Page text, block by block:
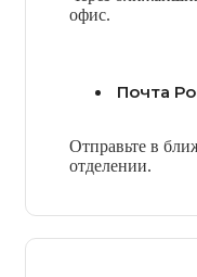
офис.
Почта
Отправьте в
отделении.